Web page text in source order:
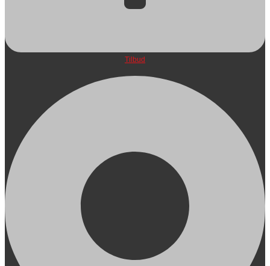
Tilbud